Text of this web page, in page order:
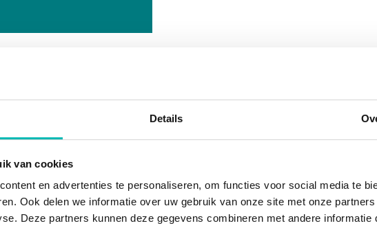
Details
van cookies
en advertenties te personaliseren, om functies voor social media te
Ook delen we informatie over uw gebruik van onze site met onze
Deze partners kunnen deze gegevens combineren met andere informatie